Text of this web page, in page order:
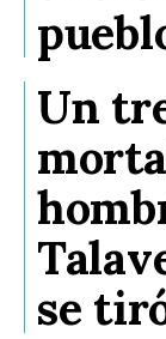
Un
se